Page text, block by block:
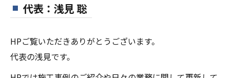
代表：浅見 聡
HPご覧いただきありがとうございます。
代表の浅見です。